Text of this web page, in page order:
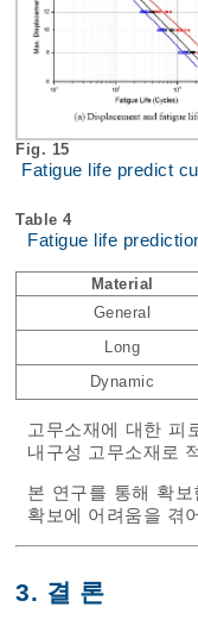
Fig. 15
Fatigue life predict
Table 4
Fatigue life
Material
General
Long
Dynamic
고무소재에 대한 피
내구성 고무소재로
본 연구를 통해 확
확보에 어려움을 겪
3. 결 론